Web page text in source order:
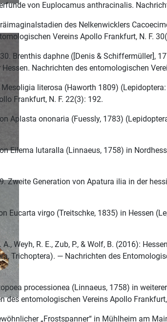
von Euplocamus anthracinalis.
des Nelkenwicklers
Vereins Apollo Frankfurt, N. F.
Brenthis daphne ([Denis & Schiffermüller],
Nachrichten des entomologischen
literosa (Haworth 1809)
Frankfurt, N. F. 22(3): 192.
Aplasta ononaria (Fuessly, 1783)
Eilema lutaralla (Linnaeus, 1758) in
Zweite Generation von Apatura ilia in der
Eucarta virgo (Treitschke, 1835) in Hessen
Weyh, R. E., Zub, P., & Wolf, B. (2016):
Trichoptera). — Nachrichten des
processionea (Linnaeus, 1758) in
entomologischen Vereins Apollo
„Frostspanner“ in Mühlheim am